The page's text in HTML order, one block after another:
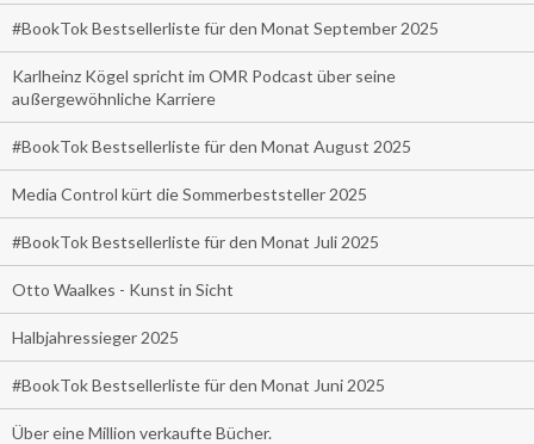
#BookTok Bestsellerliste für den Monat September 2025
Karlheinz Kögel spricht im OMR Podcast über seine
außergewöhnliche Karriere
#BookTok Bestsellerliste für den Monat August 2025
Media Control kürt die Sommerbeststeller 2025
#BookTok Bestsellerliste für den Monat Juli 2025
Otto Waalkes - Kunst in Sicht
Halbjahressieger 2025
#BookTok Bestsellerliste für den Monat Juni 2025
Über eine Million verkaufte Bücher.